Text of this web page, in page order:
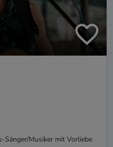
Sänger/Musiker mit Vorliebe